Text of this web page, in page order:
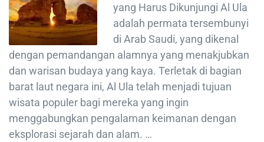
yang Harus Dikunjungi Al Ula
adalah permata tersembunyi
di Arab Saudi, yang dikenal
dengan pemandangan alamnya yang menakjubkan
dan warisan budaya yang kaya. Terletak di bagian
barat laut negara ini, Al Ula telah menjadi tujuan
wisata populer bagi mereka yang ingin
menggabungkan pengalaman keimanan dengan
eksplorasi sejarah dan alam. …